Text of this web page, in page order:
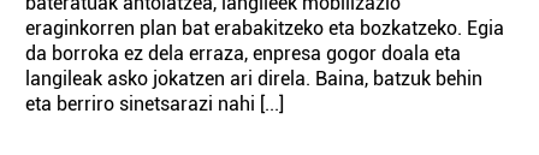
eraginkorren plan bat erabakitzeko eta bozkatzeko. Egia
da borroka ez dela erraza, enpresa gogor doala eta
langileak asko jokatzen ari direla. Baina, batzuk behin
eta berriro sinetsarazi nahi [...]